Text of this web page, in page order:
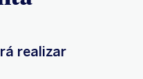
realizar